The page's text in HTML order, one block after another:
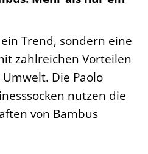
Trend, sondern eine
zahlreichen Vorteilen
Die Paolo
nutzen die
von Bambus